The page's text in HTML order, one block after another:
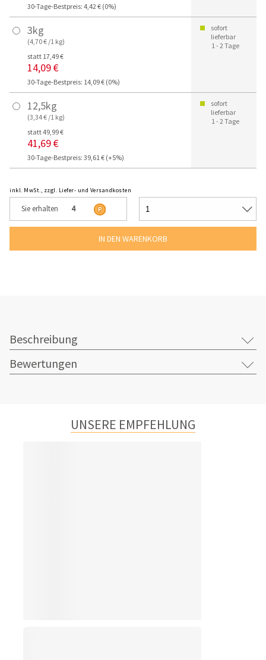
30-Tage-Bestpreis: 4,42 € (0%)
3kg
(4,70 € /1 kg)
statt 17,49 €
14,09 €
30-Tage-Bestpreis: 14,09 € (0%)
sofort
lieferbar
1 - 2 Tage
12,5kg
(3,34 € /1 kg)
statt 49,99 €
41,69 €
30-Tage-Bestpreis: 39,61 € (+5%)
sofort
lieferbar
1 - 2 Tage
inkl. MwSt., zzgl. Liefer- und Versandkosten
Sie erhalten 4
Beschreibung
Bewertungen
UNSERE EMPFEHLUNG